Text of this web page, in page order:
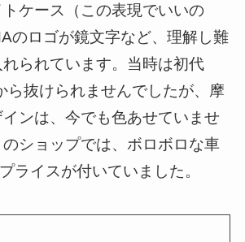
ケース（この表現でいいの
のロゴが鏡文字など、理解し難
られています。当時は初代
ら抜けられませんでしたが、摩
ンは、今でも色あせていませ
ショップでは、ボロボロな車
ライスが付いていました。